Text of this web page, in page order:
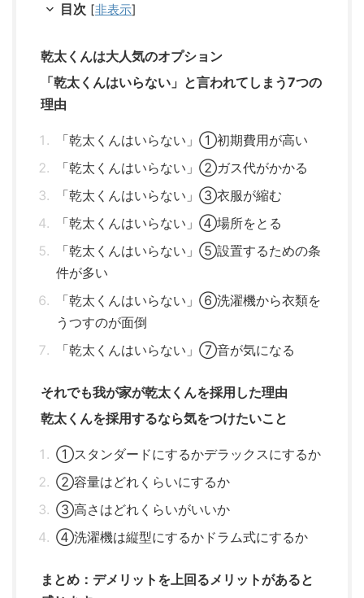
目次 [非表示]
乾太くんは大人気のオプション
「乾太くんはいらない」と言われてしまう7つの
理由
「乾太くんはいらない」①初期費用が高い
「乾太くんはいらない」②ガス代がかかる
「乾太くんはいらない」③衣服が縮む
「乾太くんはいらない」④場所をとる
「乾太くんはいらない」⑤設置するための条
件が多い
「乾太くんはいらない」⑥洗濯機から衣類を
うつすのが面倒
「乾太くんはいらない」⑦音が気になる
それでも我が家が乾太くんを採用した理由
乾太くんを採用するなら気をつけたいこと
①スタンダードにするかデラックスにするか
②容量はどれくらいにするか
③高さはどれくらいがいいか
④洗濯機は縦型にするかドラム式にするか
まとめ：デメリットを上回るメリットがあると